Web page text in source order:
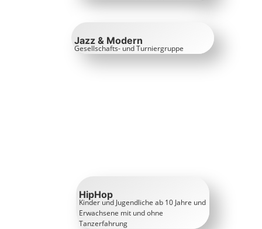
Jazz & Modern
Gesellschafts- und Turniergruppe
HipHop
Kinder und Jugendliche ab 10 Jahre und
Erwachsene mit und ohne
Tanzerfahrung